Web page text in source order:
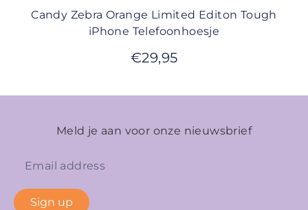
Candy Zebra Orange Limited Editon Tough
iPhone Telefoonhoesje
€29,95
Meld je aan voor onze nieuwsbrief
Sign up